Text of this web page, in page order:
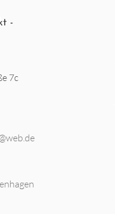
Straße 7c